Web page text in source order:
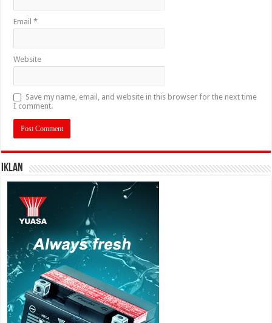
Email*
Website
Save my name, email, and website in this browser for the next time
I comment.
IKLAN